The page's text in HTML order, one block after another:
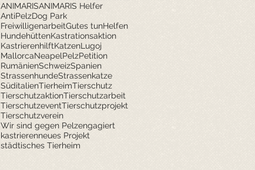
ANIMARISANIMARIS Helfer
AntiPelzDog Park
FreiwilligenarbeitGutes tunHelfen
HundehüttenKastrationsaktion
KastrierenhilftKatzenLugoj
MallorcaNeapelPelzPetition
RumänienSchweizSpanien
StrassenhundeStrassenkatze
SüditalienTierheimTierschutz
TierschutzaktionTierschutzarbeit
TierschutzeventTierschutzprojekt
Tierschutzverein
Wir sind gegen Pelzengagiert
kastrierenneues Projekt
städtisches Tierheim